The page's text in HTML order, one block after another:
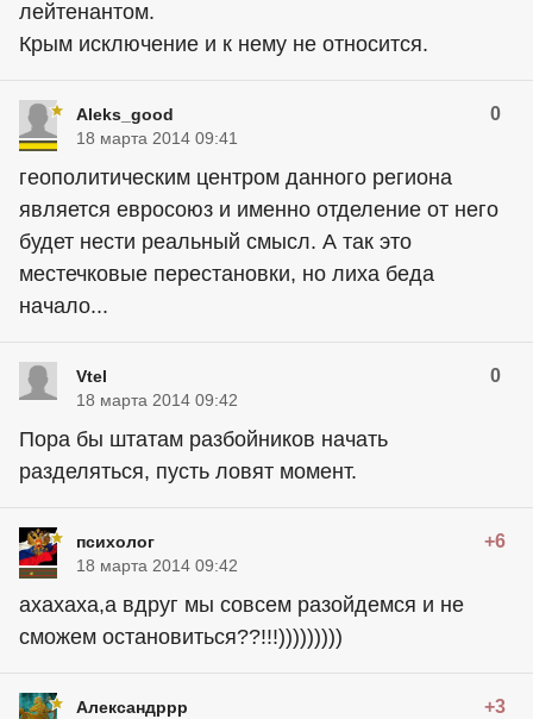
лейтенантом.
Крым исключение и к нему не относится.
Aleks_good 0
18 марта 2014 09:41
геополитическим центром данного региона
является евросоюз и именно отделение от него
будет нести реальный смысл. А так это
местечковые перестановки, но лиха беда
начало...
Vtel 0
18 марта 2014 09:42
Пора бы штатам разбойников начать
разделяться, пусть ловят момент.
психолог +6
18 марта 2014 09:42
ахахаха,а вдруг мы совсем разойдемся и не
сможем остановиться??!!!)))))))))
Александррр +3